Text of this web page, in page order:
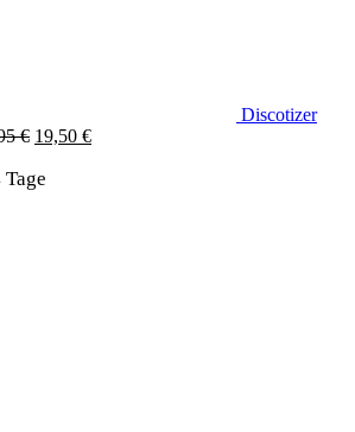
Discotizer
€ Ursprünglicher
war:
19,50 €Aktueller